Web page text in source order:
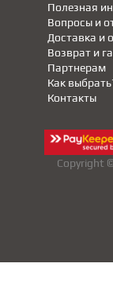
Полезная
Партнерам
Вопросы и
Доставка и
Возврат и
Как
Контакты
Copyright